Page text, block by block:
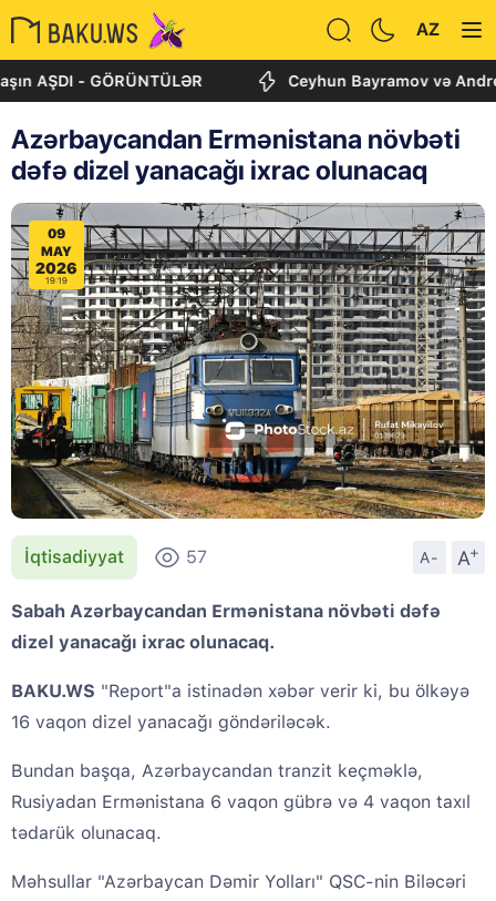
AZ
- GÖRÜNTÜLƏR Ceyhun Bayramov və Andrey
Azərbaycandan Ermənistana növbəti
dəfə dizel yanacağı ixrac olunacaq
09
MAY
2026
19:19
İqtisadiyyat 57 A- A
+
Sabah Azərbaycandan Ermənistana növbəti dəfə
dizel yanacağı ixrac olunacaq.
BAKU.WS "Report"a istinadən xəbər verir ki, bu ölkəyə
16 vaqon dizel yanacağı göndəriləcək.
Bundan başqa, Azərbaycandan tranzit keçməklə,
Rusiyadan Ermənistana 6 vaqon gübrə və 4 vaqon taxıl
tədarük olunacaq.
Məhsullar "Azərbaycan Dəmir Yolları" QSC-nin Biləcəri